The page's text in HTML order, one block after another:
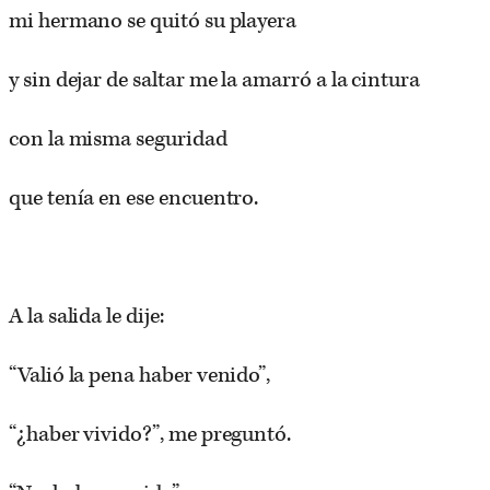
mi hermano se quitó su playera
y sin dejar de saltar me la amarró a la cintura
con la misma seguridad
que tenía en ese encuentro.
A la salida le dije:
“Valió la pena haber venido”,
“¿haber vivido?”, me preguntó.